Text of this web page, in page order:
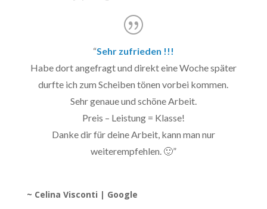
“Sehr zufrieden !!!
Habe dort angefragt und direkt eine Woche später
durfte ich zum Scheiben tönen vorbei kommen.
Sehr genaue und schöne Arbeit.
Preis – Leistung = Klasse!
Danke dir für deine Arbeit, kann man nur
weiterempfehlen. 🙂”
~ Celina Visconti | Google